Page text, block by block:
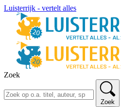
Luisterrijk - vertelt alles
Zoek
Zoek